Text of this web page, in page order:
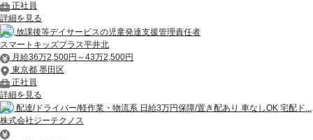
正社員
詳細を見る
放課後等デイサービスの児童発達支援管理責任者
スマートキッズプラス平井北
月給36万2,500円～43万2,500円
東京都 墨田区
正社員
詳細を見る
配達/ドライバー/軽作業・物流系 日給3万円保障/置き配あり 車なしOK 宅配ド...
株式会社ジーテクノス